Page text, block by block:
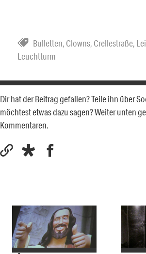
Bulletten, Clowns, Crellestraße,
Leuchtturm
Dir hat der Beitrag gefallen? Teile ihn über
möchtest etwas dazu sagen? Weiter unten
Kommentaren.